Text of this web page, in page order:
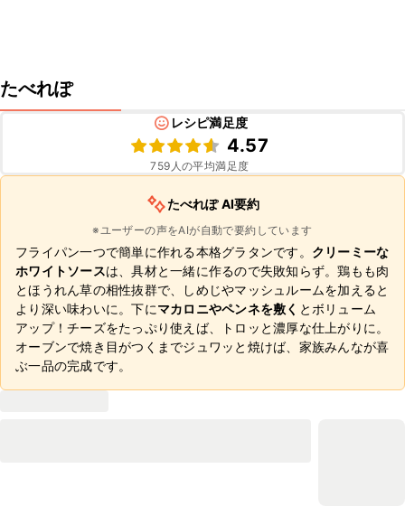
たべれぽ
レシピ満足度
4.57
759 人の平均満足度
たべれぽ AI要約
※ユーザーの声をAIが自動で要約しています
フライパン一つで簡単に作れる本格グラタンです。 クリーミーな
ホワイトソースは、具材と一緒に作るので失敗知らず。鶏もも肉
とほうれん草の相性抜群で、しめじやマッシュルームを加えると
より深い味わいに。下にマカロニやペンネを敷く とボリューム
アップ！チーズをたっぷり使えば、トロッと濃厚な仕上がりに。
オーブンで焼き目がつくまでジュワッと焼けば、家族みんなが喜
ぶ一品の完成です。